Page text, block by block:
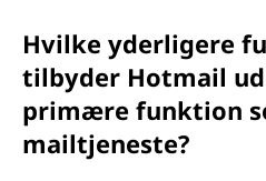
Hvilke yderligere
tilbyder Hotmail
primære funktion
mailtjeneste?